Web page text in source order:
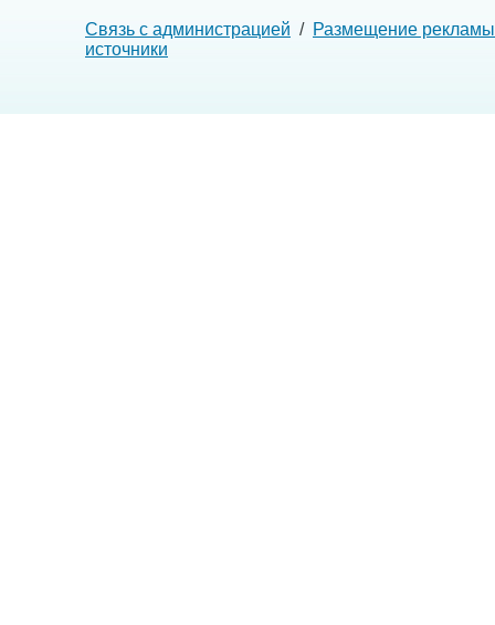
Связь с администрацией / Размещение рекламы
источники